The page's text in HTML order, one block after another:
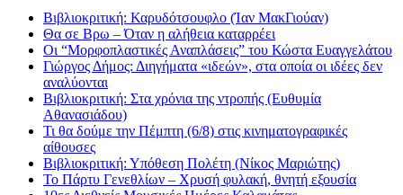
Βιβλιοκριτική: Καρυδότσουφλο (Ίαν ΜακΓιούαν)
Θα σε Βρω – Όταν η αλήθεια καταρρέει
Οι “Μορφοπλαστικές Αναπλάσεις” του Κώστα Ευαγγελάτου
Γιώργος Δήμος: Διηγήματα «ιδεών», στα οποία οι ιδέες δεν
αναλύονται
Βιβλιοκριτική: Στα χρόνια της ντροπής (Ευθυμία
Αθανασιάδου)
Τι θα δούμε την Πέμπτη (6/8) στις κινηματογραφικές
αίθουσες
Βιβλιοκριτική: Υπόθεση Πολέτη (Νίκος Μαριώτης)
Το Πάρτυ Γενεθλίων – Χρυσή φυλακή, θνητή εξουσία